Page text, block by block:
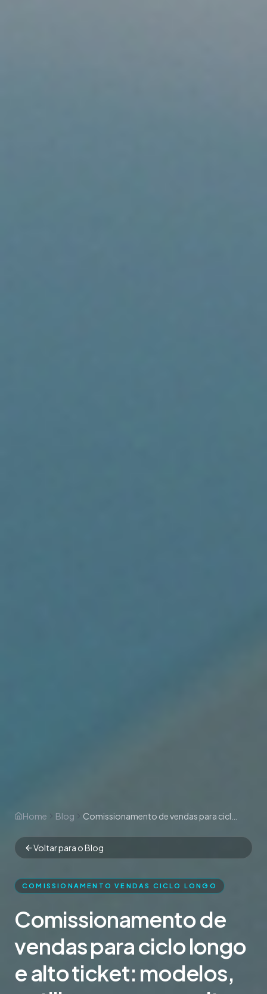
Home Blog
Voltar para o Blog
COMISSIONAMENTO VENDAS CICLO LONGO
Comissionamento de
vendas para ciclo longo
e alto ticket: modelos,